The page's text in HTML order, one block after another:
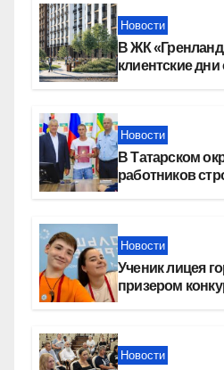
Новости
В ЖК
клиентские дни
Новости
В Татарском
работников
Новости
Ученик лицея
призером
Новости